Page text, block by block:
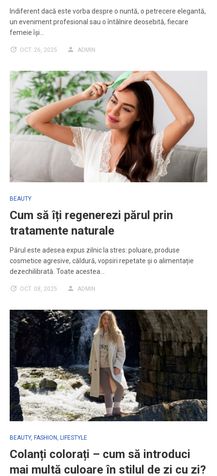
Indiferent dacă este vorba despre o nuntă, o petrecere elegantă,
un eveniment profesional sau o întâlnire deosebită, fiecare
femeie își…
OCT. 26, 2025 ADMIN
BEAUTY
Cum să îți regenerezi părul prin
tratamente naturale
Părul este adesea expus zilnic la stres: poluare, produse
cosmetice agresive, căldură, vopsiri repetate și o alimentație
dezechilibrată. Toate acestea…
OCT. 08, 2025 ADMIN
BEAUTY, FASHION LIFESTYLE
Colanți colorați – cum să introduci
mai multă culoare în stilul de zi cu zi?